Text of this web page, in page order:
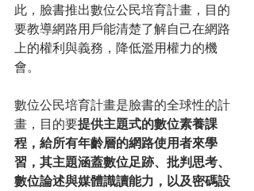
此，臉書推出數位公民培育計畫，目的
要教導網路用戶能清楚了解自己在網路
上的權利與義務，降低濫用權力的機
會。
數位公民培育計畫是臉書的全球性的計
畫，目的要提供主題式的數位素養課
程，給所有年齡層的網路使用者來學
習，其主題涵蓋數位足跡、批判思考、
數位論述與媒體識讀能力，以及密碼設